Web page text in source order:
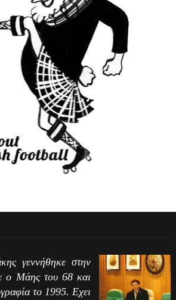
γεννήθηκε στην
ο Μάης του 68 και
το 1995. Εχει